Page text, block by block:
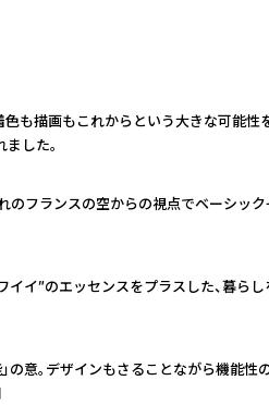
色も描画もこれからという大きな可能性
した。
のフランスの空からの視点でベーシッ
イ”のエッセンスをプラスした、暮ら
の意。デザインもさることながら機能性